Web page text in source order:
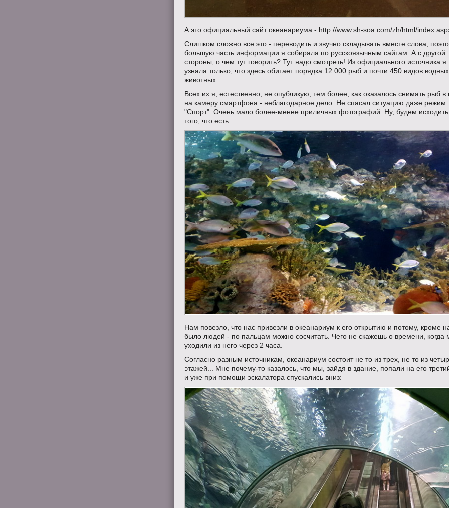
А это официальный сайт океанариума - http://www.sh-soa.com/zh/html/
Слишком сложно все это - переводить и звучно складывать вместе слова,
большую часть информации я собирала по русскоязычным сайтам. А с другой
стороны, о чем тут говорить? Тут надо смотреть! Из официального источника я
узнала только, что здесь обитает порядка 12 000 рыб и почти 450 видов водных
животных.
Всех их я, естественно, не опубликую, тем более, как оказалось снимать рыб в
на камеру смартфона - неблагодарное дело. Не спасал ситуацию даже режим
"Спорт". Очень мало более-менее приличных фотографий. Ну, будем исходить
того, что есть.
Нам повезло, что нас привезли в океанариум к его открытию и потому, кроме
было людей - по пальцам можно сосчитать. Чего не скажешь о времени, когда
уходили из него через 2 часа.
Согласно разным источникам, океанариум состоит не то из трех, не то из
этажей... Мне почему-то казалось, что мы, зайдя в здание, попали на его
и уже при помощи эскалатора спускались вниз: